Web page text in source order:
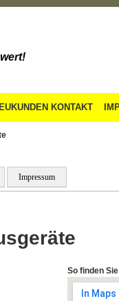
KONTAKT
Impressum
So finden